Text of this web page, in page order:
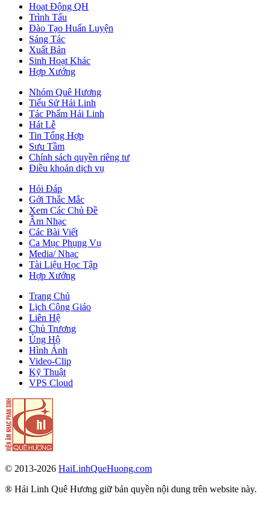
Hoạt Động QH
Trình Tấu
Đào Tạo Huấn Luyện
Sáng Tác
Xuất Bản
Sinh Hoạt Khác
Hợp Xướng
Nhóm Quê Hương
Tiểu Sử Hải Linh
Tác Phẩm Hải Linh
Hát Lễ
Tin Tổng Hợp
Sưu Tầm
Chính sách quyền riêng tư
Điều khoản dịch vụ
Hỏi Đáp
Gởi Thắc Mắc
Xem Các Chủ Đề
Âm Nhạc
Các Bài Viết
Ca Mục Phụng Vụ
Media/ Nhạc
Tài Liệu Học Tập
Hợp Xướng
Trang Chủ
Lịch Công Giáo
Liên Hệ
Chủ Trương
Ủng Hộ
Hình Ảnh
Video-Clip
Kỹ Thuật
VPS Cloud
© 2013-2026 HaiLinhQueHuong.com
® Hải Linh Quê Hương giữ bản quyền nội dung trên website này.